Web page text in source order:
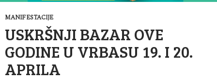
MANIFESTACIJE
USKRŠNJI BAZAR OVE
GODINE U VRBASU 19. I 20.
APRILA